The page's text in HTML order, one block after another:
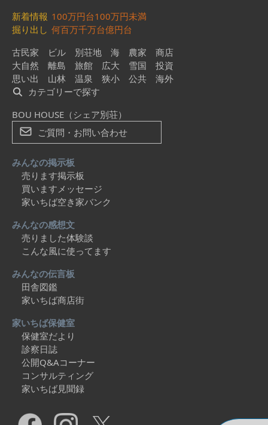
新着情報 100万円台100万円未満
掘り出し 何百万千万台億円台
古民家
ビル 別荘地 海 農家
商店
大自然
離島 旅館 広大 雪国
投資
思い出
山林 温泉 狭小 公共
海外
カテゴリーで探す
BOU HOUSE（シェア別荘）
ご質問・お問い合わせ
みんなの掲示板
売ります掲示板
買いますメッセージ
家いちば空き家バンク
みんなの感想文
売りました体験談
こんな風に使ってます
みんなの伝言板
田舎図鑑
家いちば商店街
家いちば保健室
保健室だより
診察日誌
公開Q&Aコーナー
コンサルティング
家いちば見聞録